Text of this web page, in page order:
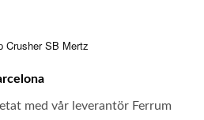
med vår leverantör Ferrum